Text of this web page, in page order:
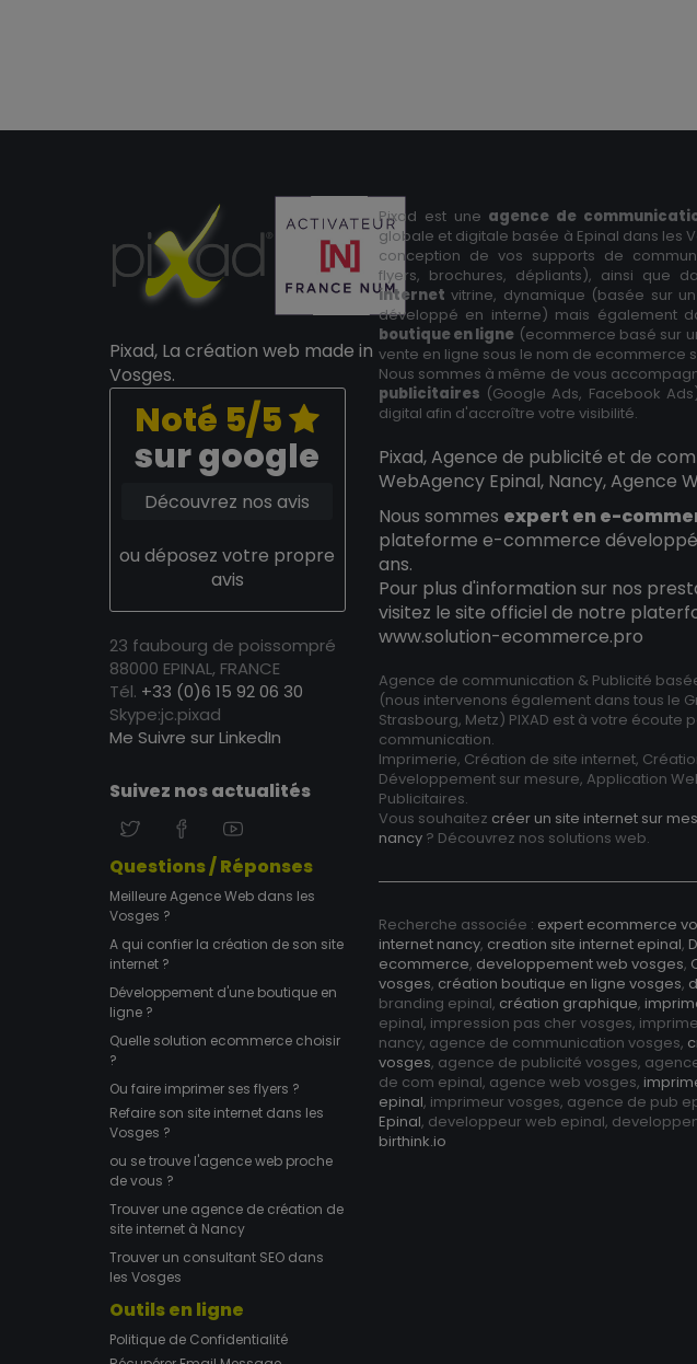
Pixad, La création web made in
Vosges.
Noté 5/5
sur google
Découvrez nos avis
ou déposez votre propre
avis
23 faubourg de poissompré
88000 EPINAL, FRANCE
Tél. +33 (0)6 15 92 06 30
Skype:jc.pixad
Me Suivre sur LinkedIn
Suivez nos actualités
Questions / Réponses
Meilleure Agence Web dans les
Vosges ?
A qui confier la création de son site
internet ?
Développement d'une boutique en
ligne ?
Quelle solution ecommerce choisir
?
Ou faire imprimer ses flyers ?
Refaire son site internet dans les
Vosges ?
ou se trouve l'agence web proche
de vous ?
Trouver une agence de création de
site internet à Nancy
Trouver un consultant SEO dans
les Vosges
Outils en ligne
Politique de Confidentialité
Pixad est une agence de
globale et digitale basée à Epinal dans les
conception de vos supports de
flyers, brochures, dépliants), ainsi que
internet vitrine, dynamique (basée sur
développé en interne) mais également
boutique en ligne (ecommerce basé sur
vente en ligne sous le nom de ecommerce
Nous sommes à même de vous
publicitaires (Google Ads, Facebook
digital afin d'accroître votre visibilité.
Pixad, Agence de publicité et de
WebAgency Epinal, Nancy, Agence
Nous sommes expert en e-
plateforme e-commerce
ans.
Pour plus d'information sur nos
visitez le site officiel de notre
www.solution-ecommerce.pro
Agence de communication & Publicité
(nous intervenons également dans tous le
Strasbourg, Metz) PIXAD est à votre écoute
communication.
Imprimerie, Création de site internet,
Développement sur mesure, Application
Publicitaires.
Vous souhaitez créer un site internet sur
nancy? Découvrez nos solutions web.
Recherche associée : expert ecommerce
internet nancy, creation site internet epinal,
ecommerce, developpement web vosges,
vosges, création boutique en ligne vosges,
branding epinal, création graphique,
epinal, impression pas cher vosges,
nancy, agence de communication vosges,
vosges, agence de publicité vosges,
de com epinal, agence web vosges,
epinal, imprimeur vosges, agence de pub
Epinal, developpeur web epinal,
birthink.io